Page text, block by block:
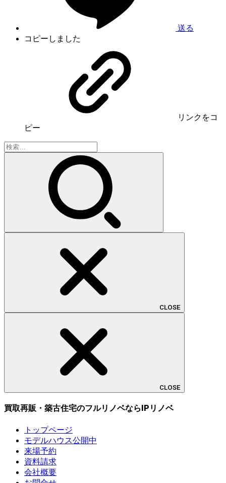
送る
コピーしました
リンク をコ
ピー
検
索:
CLOSE
CLOSE
買取再販・築古住宅のフルリノベならIPリノベ
トップページ
モデルハウス公開中
来場予約
資料請求
会社概要